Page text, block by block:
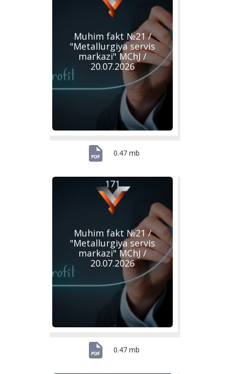
Muhim fakt №21 /
"Metallurgiya servis
markazi" MChJ /
20.07.2026
0.47 mb
Muhim fakt №21 /
"Metallurgiya servis
markazi" MChJ /
20.07.2026
171
0.47 mb